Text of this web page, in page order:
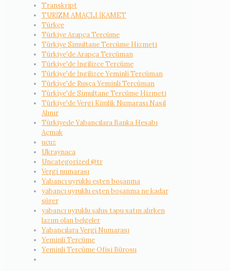
Transkript
TURİZM AMAÇLI İKAMET
Türkçe
Türkiye Arapça Tercüme
Türkiye Simultane Tercüme Hizmeti
Türkiye'de Arapça Tercüman
Türkiye'de İngilizce Tercüme
Türkiye'de İngilizce Yeminli Tercüman
Türkiye'de Rusça Yeminli Tercüman
Türkiye'de Simultane Tercüme Hizmeti
Türkiye'de Vergi Kimlik Numarası Nasıl
Alınır
Türkiyede Yabancılara Banka Hesabı
Açmak
ucuz
Ukraynaca
Uncategorized @tr
Vergi numarası
Yabancı uyruklu eşten boşanma
yabancı uyruklu eşten boşanma ne kadar
sürer
yabancı uyruklu şahıs tapu satın alırken
lazım olan belgeler
Yabancılara Vergi Numarası
Yeminli Tercüme
Yeminli Tercüme Ofisi Bürosu